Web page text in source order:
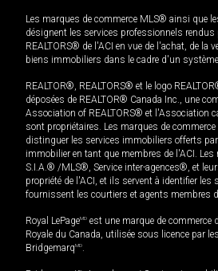
Les marques de commerce MLS® ainsi que
désignent les services professionnels rendus
REALTORS® de l'ACI en vue de l'achat, de la
biens immobiliers dans le cadre d'un
REALTOR®, REALTORS® et le logo
déposées de REALTOR® Canada Inc., une
Association of REALTORS® et l'Association
sont propriétaires. Les marques de commerce
distinguer les services immobiliers offerts
immobilier en tant que membres de l'ACI.
S.I.A.® /MLS®, Service inter-agences®, et
propriété de l'ACI, et ils servent à identifier
fournissent les courtiers et agents membres
Royal LePageMD est une marque de commerce
Royale du Canada, utilisée sous licence par
BridgemarqMD.